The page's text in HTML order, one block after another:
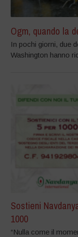
Ogm, quando la
In pochi giorni, due
Washington hanno
Sostieni
1000
“Nulla come il